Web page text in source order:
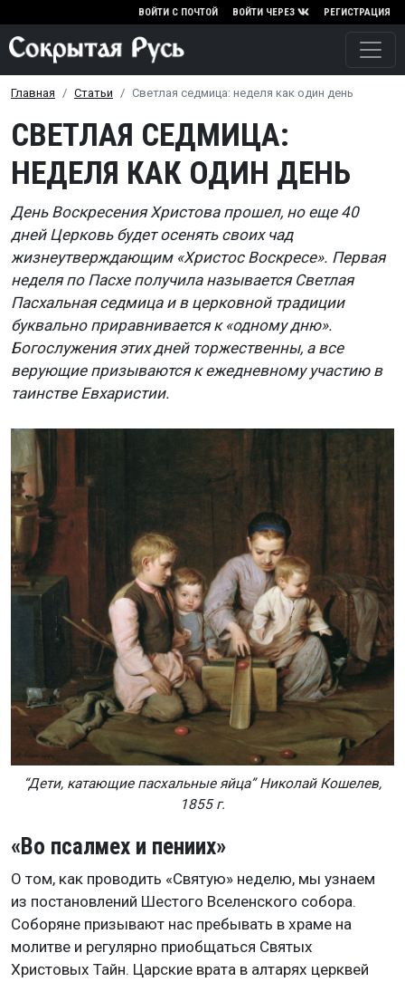
Перейти к основному
ВОЙТИ С ПОЧТОЙ ВОЙТИ ЧЕРЕЗ РЕГИСТРАЦИЯ
Главная Статьи Светлая седмица: неделя как один день
СВЕТЛАЯ СЕДМИЦА:
НЕДЕЛЯ КАК ОДИН ДЕНЬ
День Воскресения Христова прошел, но еще 40
дней Церковь будет осенять своих чад
жизнеутверждающим «Христос Воскресе». Первая
неделя по Пасхе получила называется Светлая
Пасхальная седмица и в церковной традиции
буквально приравнивается к «одному дню».
Богослужения этих дней торжественны, а все
верующие призываются к ежедневному участию в
таинстве Евхаристии.
“Дети, катающие пасхальные яйца” Николай Кошелев,
1855 г.
«Во псалмех и пениих»
О том, как проводить «Святую» неделю, мы узнаем
из постановлений Шестого Вселенского собора.
Соборяне призывают нас пребывать в храме на
молитве и регулярно приобщаться Святых
Христовых Тайн. Царские врата в алтарях церквей